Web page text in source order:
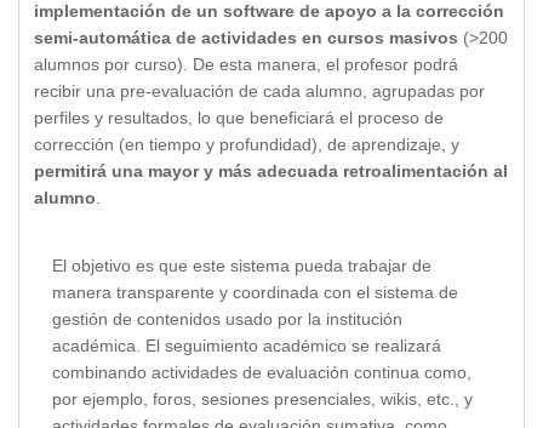
implementación de un software de apoyo a la corrección
semi-automática de actividades en cursos masivos (>200
alumnos por curso). De esta manera, el profesor podrá
recibir una pre-evaluación de cada alumno, agrupadas por
perfiles y resultados, lo que beneficiará el proceso de
corrección (en tiempo y profundidad), de aprendizaje, y
permitirá una mayor y más adecuada retroalimentación al
alumno.
El objetivo es que este sistema pueda trabajar de
manera transparente y coordinada con el sistema de
gestión de contenidos usado por la institución
académica. El seguimiento académico se realizará
combinando actividades de evaluación continua como,
por ejemplo, foros, sesiones presenciales, wikis, etc., y